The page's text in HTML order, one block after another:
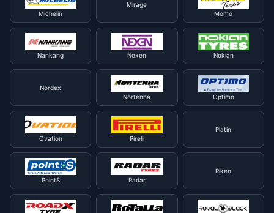
Michelin
Mirage
Momo
Nankang Nexen Nokian
Nordex
Nortenha
Optimo
Ovation Pirelli
Platin
PointS Radar
Riken